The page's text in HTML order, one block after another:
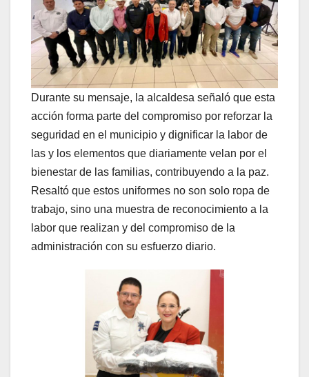
Durante su mensaje, la alcaldesa señaló que esta
acción forma parte del compromiso por reforzar la
seguridad en el municipio y dignificar la labor de
las y los elementos que diariamente velan por el
bienestar de las familias, contribuyendo a la paz.
Resaltó que estos uniformes no son solo ropa de
trabajo, sino una muestra de reconocimiento a la
labor que realizan y del compromiso de la
administración con su esfuerzo diario.